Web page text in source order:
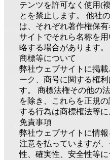
テンツを許可なく使用(
とを禁止します。 他社
は、それぞれ著作権保
サイトでそれら名称を
略する場合があります。
商標等について
弊社ウェブサイトに掲
ーク、商号に関する権
す。 商標法権その他の
を除き、これらを正規
する行為は商標権法等に
免責事項
弊社ウェブサイトに情
注意を払っていますが
性、確実性、安全性等